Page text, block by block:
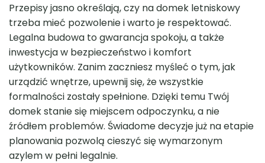
Przepisy jasno określają, czy na domek letniskowy
trzeba mieć pozwolenie i warto je respektować.
Legalna budowa to gwarancja spokoju, a także
inwestycja w bezpieczeństwo i komfort
użytkowników. Zanim zaczniesz myśleć o tym, jak
urządzić wnętrze, upewnij się, że wszystkie
formalności zostały spełnione. Dzięki temu Twój
domek stanie się miejscem odpoczynku, a nie
źródłem problemów. Świadome decyzje już na etapie
planowania pozwolą cieszyć się wymarzonym
azylem w pełni legalnie.